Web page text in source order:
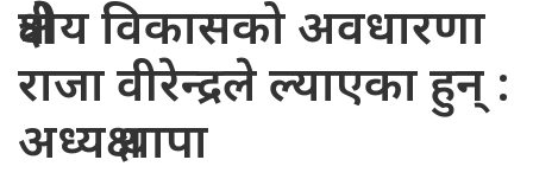
क्षेत्रीय विकासको अवधारणा
राजा वीरेन्द्रले ल्याएका हुन् :
अध्यक्ष थापा